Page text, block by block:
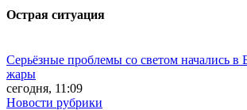
Острая ситуация
Серьёзные проблемы со светом начались в
жары
сегодня, 11:09
Новости рубрики